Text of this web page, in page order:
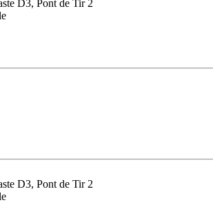
D3, Pont de Tir 2
D3, Pont de Tir 2